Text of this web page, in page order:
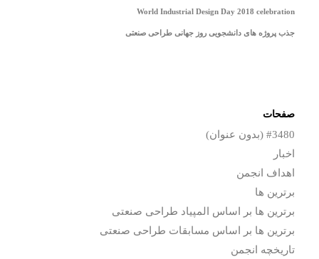
World Industrial Design Day 2018 celebration
جذب پروژه های دانشجویی روز جهانی طراحی صنعتی
صفحات
#3480 (بدون عنوان)
اخبار
اهداف انجمن
برترین ها
برترین ها بر اساس المپیاد طراحی صنعتی
برترین ها بر اساس مسابقات طراحی صنعتی
تاریخچه انجمن